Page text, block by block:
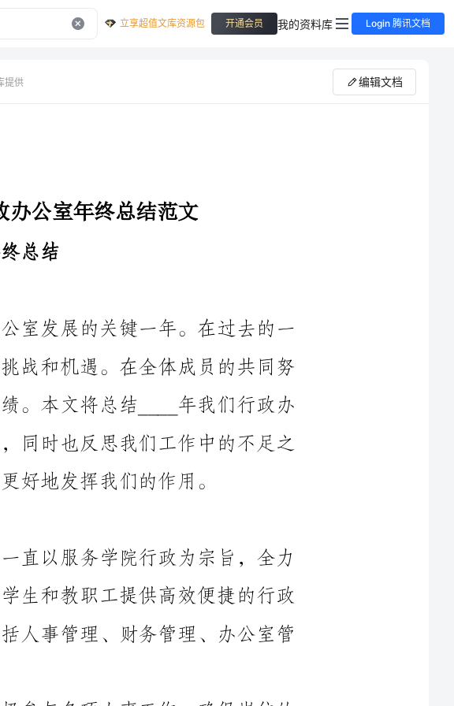
立享超值文库资源包 开通会员 我的资料库 Login 腾讯文档
提供 编辑文档
则，通过严格的选拔程序，选拔并录用了一批质量过硬的新员
力下，我们取得了一系列的成绩。本文将总结____年我们行政办
____年，我们行政办公室一直以服务学院行政为宗旨，全力
以赴地做好日常行政工作，为学生和教职工提供高效便捷的行政
在人事管理方面，我们积极参与各项人事工作，确保岗位的
适任人员，努力营造和谐的工作氛围。我们坚持人才优先的原